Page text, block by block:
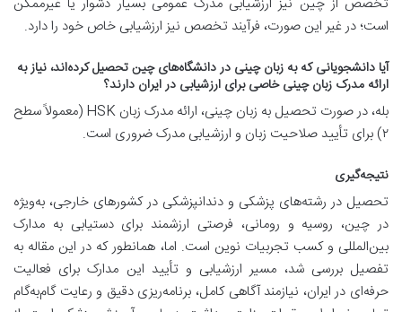
است؛ در غیر این صورت، فرآیند تخصص نیز ارزشیابی خاص خود را دارد.
آیا دانشجویانی که به زبان چینی در دانشگاه‌های چین تحصیل کرده‌اند، نیاز به
ارائه مدرک زبان چینی خاصی برای ارزشیابی در ایران دارند؟
بله، در صورت تحصیل به زبان چینی، ارائه مدرک زبان HSK (معمولاً سطح
۲) برای تأیید صلاحیت زبان و ارزشیابی مدرک ضروری است.
نتیجه‌گیری
تحصیل در رشته‌های پزشکی و دندانپزشکی در کشورهای خارجی، به‌ویژه
در چین، روسیه و رومانی، فرصتی ارزشمند برای دستیابی به مدارک
بین‌المللی و کسب تجربیات نوین است. اما، همانطور که در این مقاله به
تفصیل بررسی شد، مسیر ارزشیابی و تأیید این مدارک برای فعالیت
حرفه‌ای در ایران، نیازمند آگاهی کامل، برنامه‌ریزی دقیق و رعایت گام‌به‌گام